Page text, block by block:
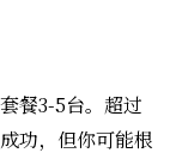
餐3-5台。超过
功，但你可能根